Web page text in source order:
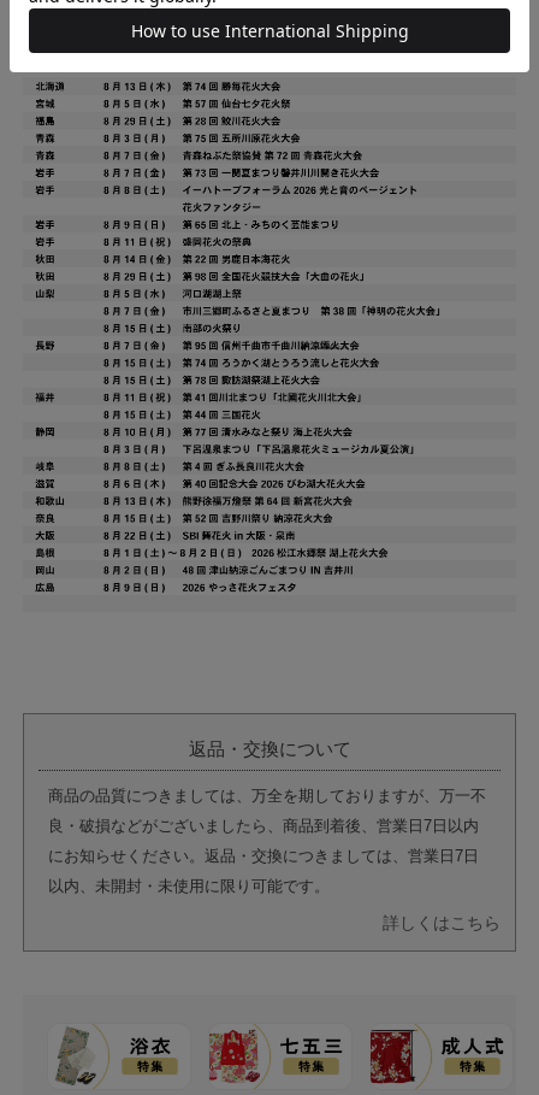
返品・交換について
商品の品質につきましては、万全を期しておりますが、万一不
良・破損などがございましたら、商品到着後、営業日7日以内
にお知らせください。返品・交換につきましては、営業日7日
以内、未開封・未使用に限り可能です。
詳しくはこちら